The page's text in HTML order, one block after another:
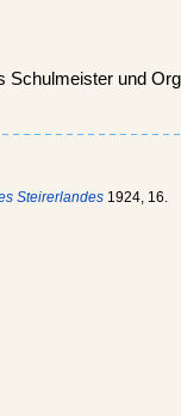
Schulmeister und
Steirerlandes 1924, 16.